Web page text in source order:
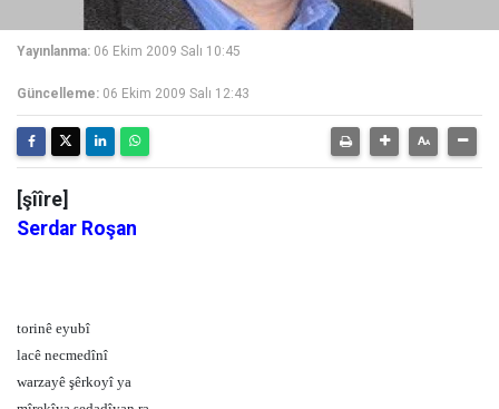
Yayınlanma: 06 Ekim 2009 Salı 10:45
Güncelleme: 06 Ekim 2009 Salı 12:43
[şîîre]
Serdar Roşan
torinê eyubî
lacê necmedînî
warzayê şêrkoyî ya